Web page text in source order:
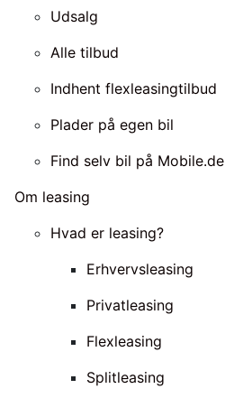
Udsalg
Alle tilbud
Indhent flexleasingtilbud
Plader på egen bil
Find selv bil på Mobile.de
Om leasing
Hvad er leasing?
Erhvervsleasing
Privatleasing
Flexleasing
Splitleasing